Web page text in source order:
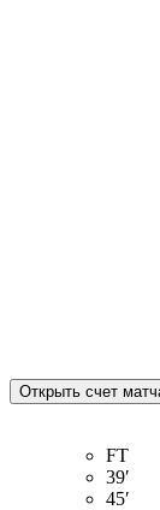
FT
39′
45′